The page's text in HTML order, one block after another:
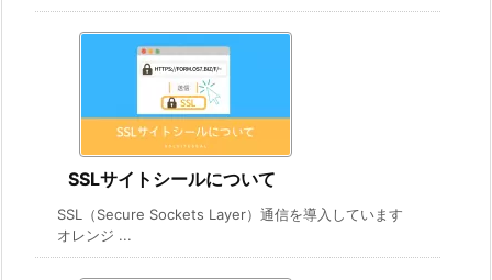
SSLサイトシールについて
SSL（Secure Sockets Layer）通信を導入しています
オレンジ ...